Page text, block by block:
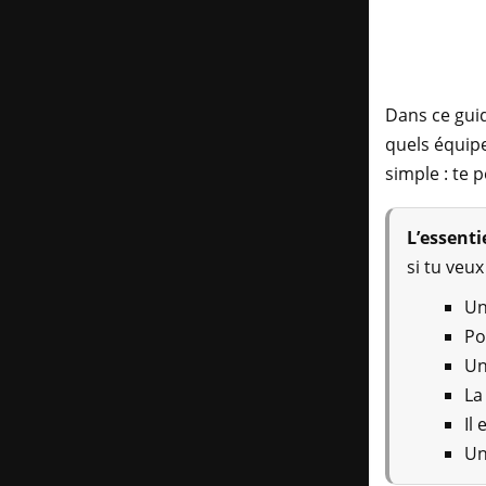
Dans ce
quels
simple : te
si tu
Il